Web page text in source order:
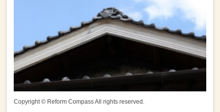
Copyright © Reform Compass All rights reserved.